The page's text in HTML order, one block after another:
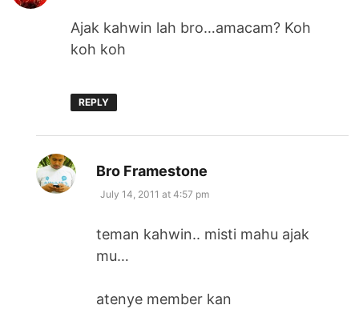
Ajak kahwin lah bro…amacam? Koh
koh koh
REPLY
Bro Framestone
July 14, 2011 at 4:57 pm
teman kahwin.. misti mahu ajak
mu…
atenye member kan